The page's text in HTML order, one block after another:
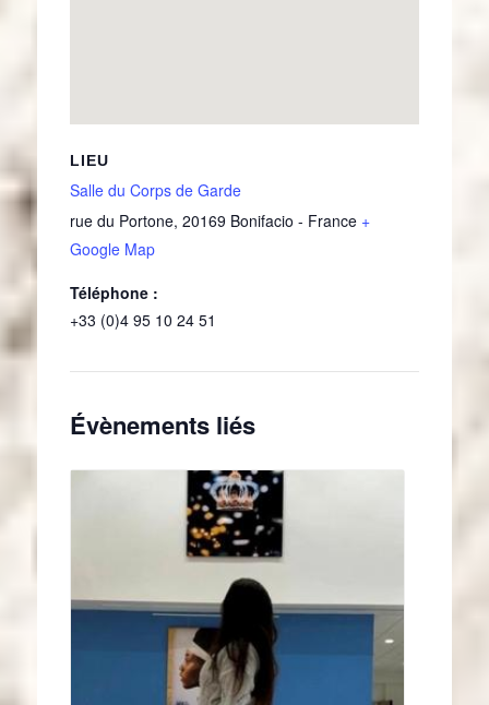
LIEU
Salle du Corps de Garde
rue du Portone, 20169 Bonifacio - France +
Google Map
Téléphone :
+33 (0)4 95 10 24 51
Évènements liés